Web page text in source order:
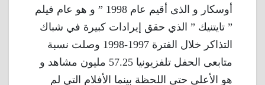
أوسكار و الذى أقيم عام 1998 ” و هو عام فيلم
” تايتنيك ” الذي حقق إيرادات كبيرة في شباك
التذاكر خلال الفترة 1997-1998 وصلت نسبة
متابعى الحفل تلفزيونيا 57.25 مليون مشاهد و
هو الأعلى حتى اللحظة بينما الأفلام التي لم